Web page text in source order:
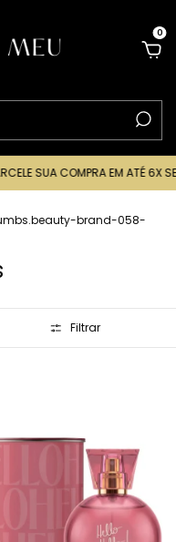
0
COMPRA EM ATÉ 6X SEM
brand-058-
Filtrar